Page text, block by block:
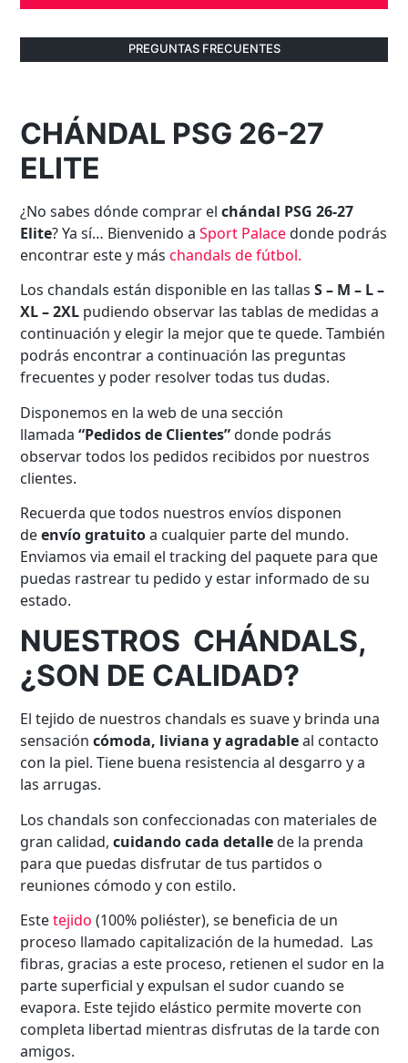
PREGUNTAS FRECUENTES
CHÁNDAL PSG 26-27
ELITE
¿No sabes dónde comprar elchándal PSG 26-27
Elite? Ya sí… Bienvenido aSport Palacedonde podrás
encontrar este y máschandals de fútbol.
Los chandals están disponible en las tallasS – M – L –
XL – 2XL pudiendo observar las tablas de medidas a
continuación y elegir la mejor que te quede. También
podrás encontrar a continuación las preguntas
frecuentes y poder resolver todas tus dudas.
Disponemos en la web de una sección
llamada“Pedidos de Clientes”donde podrás
observar todos los pedidos recibidos por nuestros
clientes.
Recuerda que todos nuestros envíos disponen
deenvío gratuitoa cualquier parte del mundo.
Enviamos via email el tracking del paquete para que
puedas rastrear tu pedido y estar informado de su
estado.
NUESTROS CHÁNDALS,
¿SON DE CALIDAD?
El tejido de nuestros chandals es suave y brinda una
sensacióncómoda, liviana y agradableal contacto
con la piel. Tiene buena resistencia al desgarro y a
las arrugas.
Los chandals son confeccionadas con materiales de
gran calidad,cuidando cada detallede la prenda
para que puedas disfrutar de tus partidos o
reuniones cómodo y con estilo.
Estetejido (100% poliéster), se beneficia de un
proceso llamado capitalización de la humedad. Las
fibras, gracias a este proceso, retienen el sudor en la
parte superficial y expulsan el sudor cuando se
evapora. Este tejido elástico permite moverte con
completa libertad mientras disfrutas de la tarde con
amigos.